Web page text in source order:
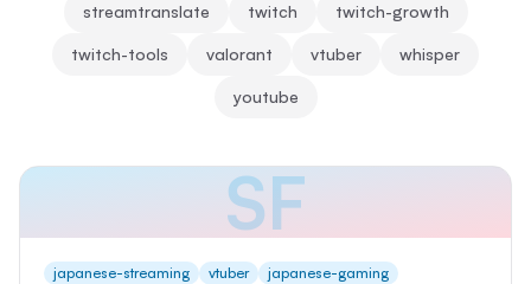
streamtranslate twitch twitch-growth
twitch-tools valorant vtuber whisper
youtube
SF
japanese-streaming vtuber japanese-gaming